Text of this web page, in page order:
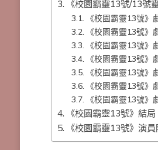
《校園霸靈13號/13號
《校園霸靈13號
《校園霸靈13號》
《校園霸靈13號
《校園霸靈13號
《校園霸靈13號
《校園霸靈13號
《校園霸靈13號》
《校園霸靈13號》結
《校園霸靈13號》演